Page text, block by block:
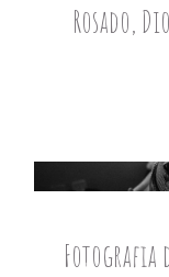
Rosado,
Fotografia